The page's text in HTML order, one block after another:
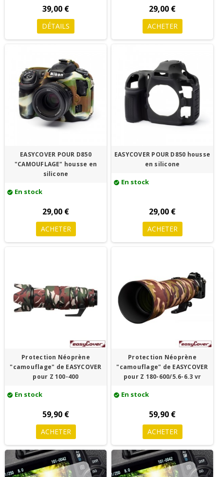
39,00 €
DÉTAILS
29,00 €
ACHETER
EASYCOVER POUR D850
"CAMOUFLAGE" housse en
silicone
check_circle En stock
29,00 €
ACHETER
EASYCOVER POUR D850 housse
en silicone
check_circle En stock
29,00 €
ACHETER
Protection Néoprène
"camouflage" de EASYCOVER
pour Z 100-400
check_circle En stock
59,90 €
ACHETER
Protection Néoprène
"camouflage" de EASYCOVER
pour Z 180-600/5.6-6.3 vr
check_circle En stock
59,90 €
ACHETER